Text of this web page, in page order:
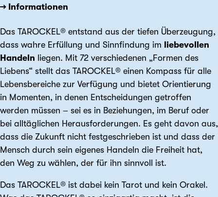
→ Informationen
Das TAROCKEL® entstand aus der tiefen Überzeugung,
dass wahre Erfüllung und Sinnfindung im liebevollen
Handeln liegen. Mit 72 verschiedenen „Formen des
Liebens“ stellt das TAROCKEL® einen Kompass für alle
Lebensbereiche zur Verfügung und bietet Orientierung
in Momenten, in denen Entscheidungen getroffen
werden müssen – sei es in Beziehungen, im Beruf oder
bei alltäglichen Herausforderungen. Es geht davon aus,
dass die Zukunft nicht festgeschrieben ist und dass der
Mensch durch sein eigenes Handeln die Freiheit hat,
den Weg zu wählen, der für ihn sinnvoll ist.
Das TAROCKEL® ist dabei kein Tarot und kein Orakel.